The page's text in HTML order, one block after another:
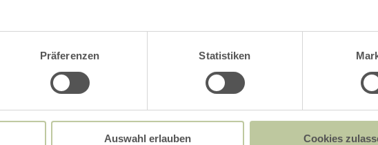
Präferenzen Statistiken
Auswahl erlauben Cookies